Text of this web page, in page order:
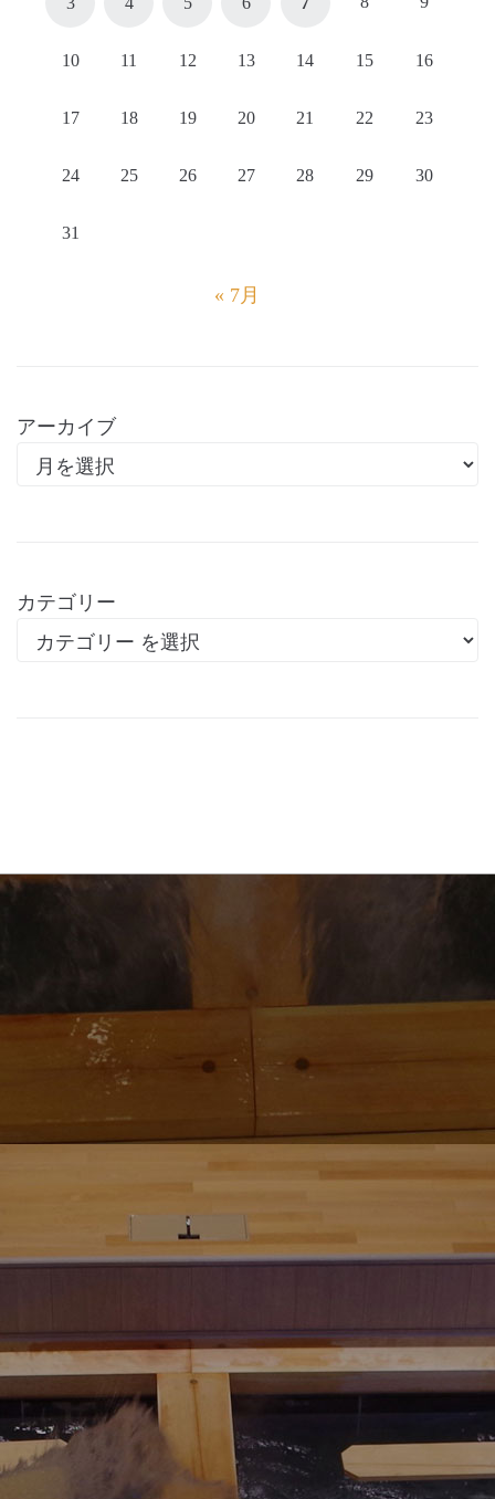
10 11 12 13 14 15 16
17 18 19 20 21 22 23
24 25 26 27 28 29 30
31
« 7月
アーカイブ
カテゴリー